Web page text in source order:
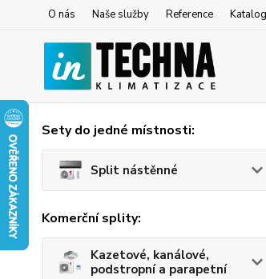
O nás Naše služby Reference
Sety do jedné místnosti:
Split nástěnné
Komerční splity:
Kazetové, kanálové,
podstropní a parapetní